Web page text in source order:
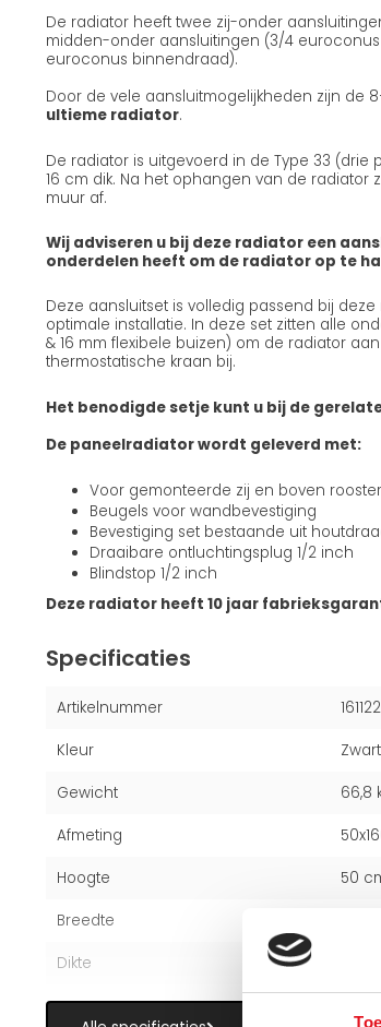
De radiator heeft twee zij-onder
midden-onder aansluitingen (3/4
euroconus binnendraad).
Door de vele aansluitmogelijkheden zijn de
ultieme radiator.
De radiator is uitgevoerd in de Type 33
16 cm dik. Na het ophangen van de radiator
muur af.
Wij adviseren u bij deze radiator een
onderdelen heeft om de radiator op te
Deze aansluitset is volledig passend bij
optimale installatie. In deze set zitten alle
& 16 mm flexibele buizen) om de radiator
thermostatische kraan bij.
Het benodigde setje kunt u bij de
De paneelradiator wordt geleverd met:
Voor gemonteerde zij en boven
Beugels voor wandbevestiging
Bevestiging set bestaande uit
Draaibare ontluchtingsplug 1/2 inch
Blindstop 1/2 inch
Deze radiator heeft 10 jaar
Specificaties
Artikelnummer
Kleur
Gewicht 66,8
Afmeting
Hoogte 50
Breedte
Dikte